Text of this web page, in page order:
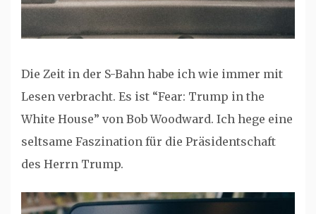
Die Zeit in der S-Bahn habe ich wie immer mit
Lesen verbracht. Es ist “Fear: Trump in the
White House” von Bob Woodward. Ich hege eine
seltsame Faszination für die Präsidentschaft
des Herrn Trump.